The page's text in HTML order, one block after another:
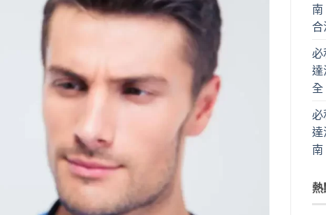
合
必
達
全
必
達
南
熱